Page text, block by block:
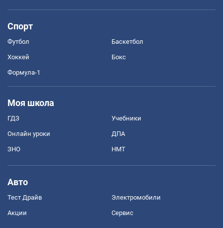
Спорт
Футбол Баскетбол
Хоккей Бокс
Формула-1
Моя школа
ГДЗ Учебники
Онлайн уроки ДПА
ЗНО НМТ
Авто
Тест Драйв Электромобили
Акции Сервис